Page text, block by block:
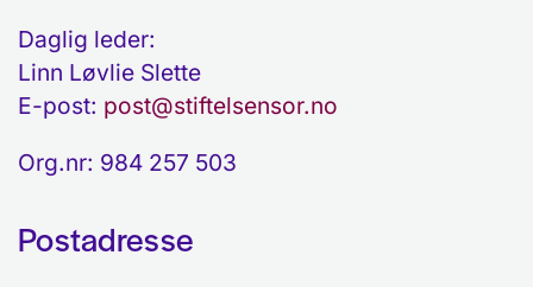
Daglig leder:
Linn Løvlie Slette
E-post: post@stiftelsensor.no
Org.nr: 984 257 503
Postadresse